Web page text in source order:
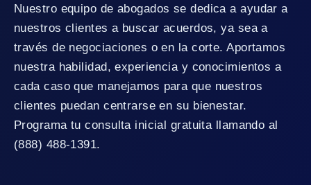
Nuestro equipo de abogados se dedica a ayudar a
nuestros clientes a buscar acuerdos, ya sea a
través de negociaciones o en la corte. Aportamos
nuestra habilidad, experiencia y conocimientos a
cada caso que manejamos para que nuestros
clientes puedan centrarse en su bienestar.
Programa tu consulta inicial gratuita llamando al
(888) 488-1391.